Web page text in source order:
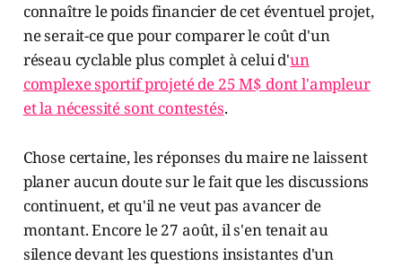
connaître le poids financier de cet éventuel projet,
ne serait-ce que pour comparer le coût d'un
réseau cyclable plus complet à celui d'un
complexe sportif projeté de 25 M$ dont l'ampleur
et la nécessité sont contestés.
Chose certaine, les réponses du maire ne laissent
planer aucun doute sur le fait que les discussions
continuent, et qu'il ne veut pas avancer de
montant. Encore le 27 août, il s'en tenait au
silence devant les questions insistantes d'un